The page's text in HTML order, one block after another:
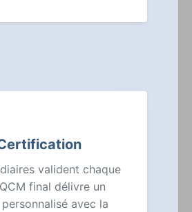
valident chaque
final délivre un
avec la